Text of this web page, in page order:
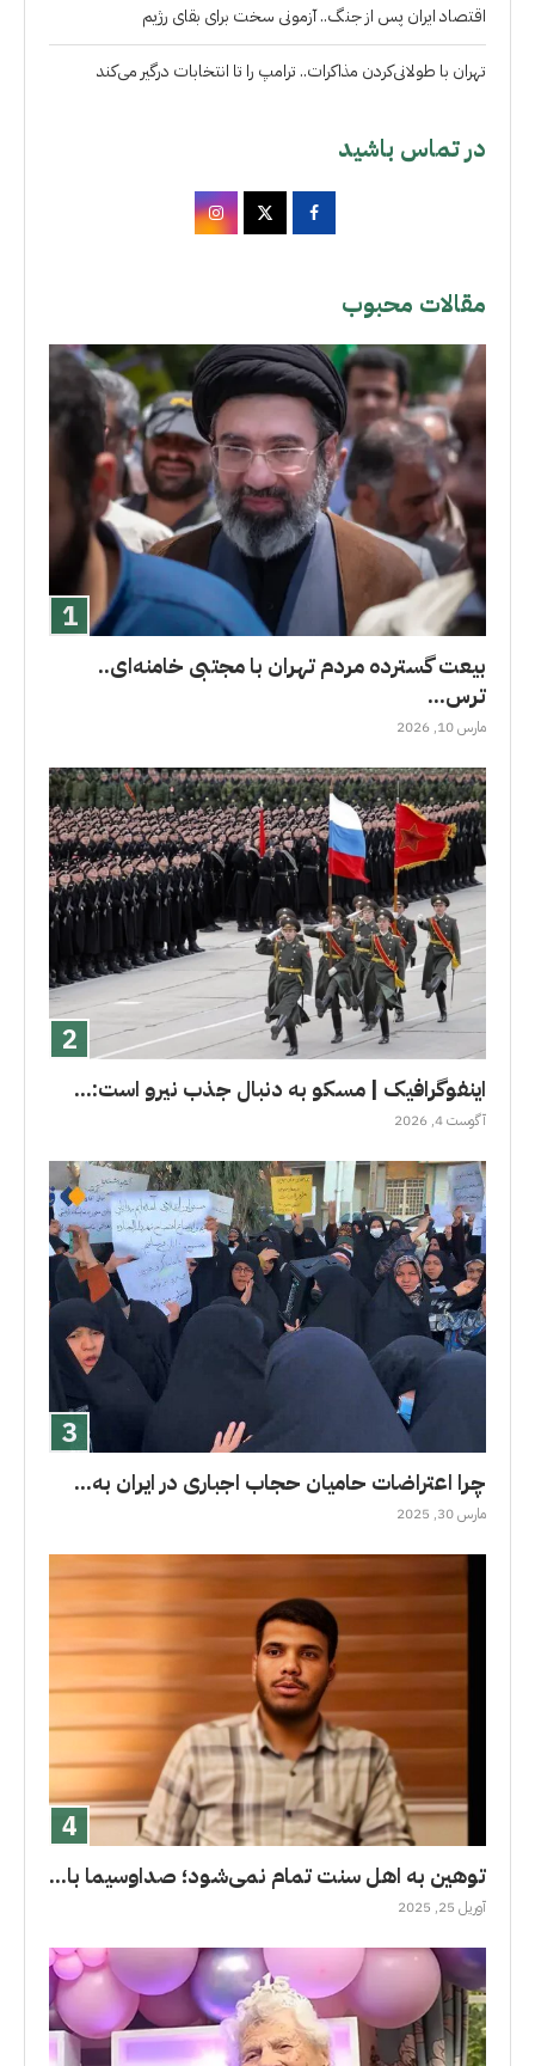
اقتصاد ایران پس از جنگ.. آزمونی سخت برای بقای رژیم
تهران با طولانی‌کردن مذاکرات.. ترامپ را تا انتخابات درگیر می‌کند
در تماس باشید
مقالات محبوب
بیعت گسترده مردم تهران با مجتبی خامنه‌ای..
ترس...
مارس 10, 2026
اینفوگرافیک | مسکو به دنبال جذب نیرو است:...
آگوست 4, 2026
چرا اعتراضات حامیان حجاب اجباری در ایران به...
مارس 30, 2025
توهین به اهل سنت تمام نمی‌شود؛ صداوسیما با...
آوریل 25, 2025